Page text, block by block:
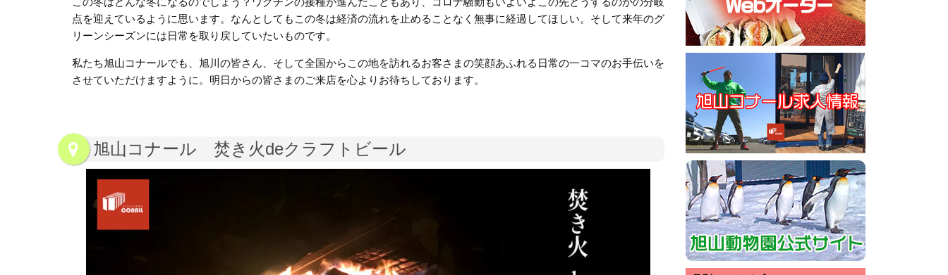
点を迎えているように思います。なんとしてもこの冬は経済の流れを止めることなく無事に経過してほしい。そして来年のグ
リーンシーズンには日常を取り戻していたいものです。
私たち旭山コナールでも、旭川の皆さん、そして全国からこの地を訪れるお客さまの笑顔あふれる日常の一コマのお手伝いを
させていただけますように。明日からの皆さまのご来店を心よりお待ちしております。
旭山コナール 焚き火deクラフトビール